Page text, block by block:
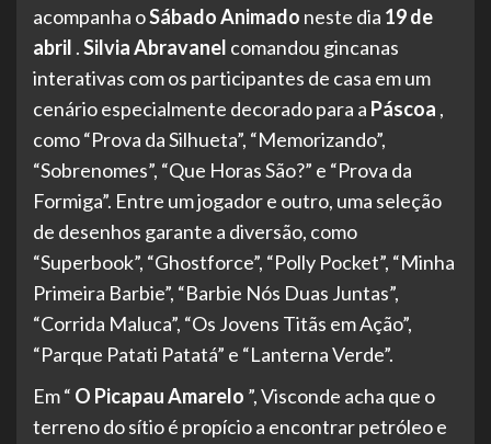
acompanha oSábado Animado neste dia 19 de
abril .Silvia Abravanel comandou gincanas
interativas com os participantes de casa em um
cenário especialmente decorado para a Páscoa ,
como “Prova da Silhueta”, “Memorizando”,
“Sobrenomes”, “Que Horas São?” e “Prova da
Formiga”. Entre um jogador e outro, uma seleção
de desenhos garante a diversão, como
“Superbook”, “Ghostforce”, “Polly Pocket”, “Minha
Primeira Barbie”, “Barbie Nós Duas Juntas”,
“Corrida Maluca”, “Os Jovens Titãs em Ação”,
“Parque Patati Patatá” e “Lanterna Verde”.
Em “ O Picapau Amarelo ”, Visconde acha que o
terreno do sítio é propício a encontrar petróleo e